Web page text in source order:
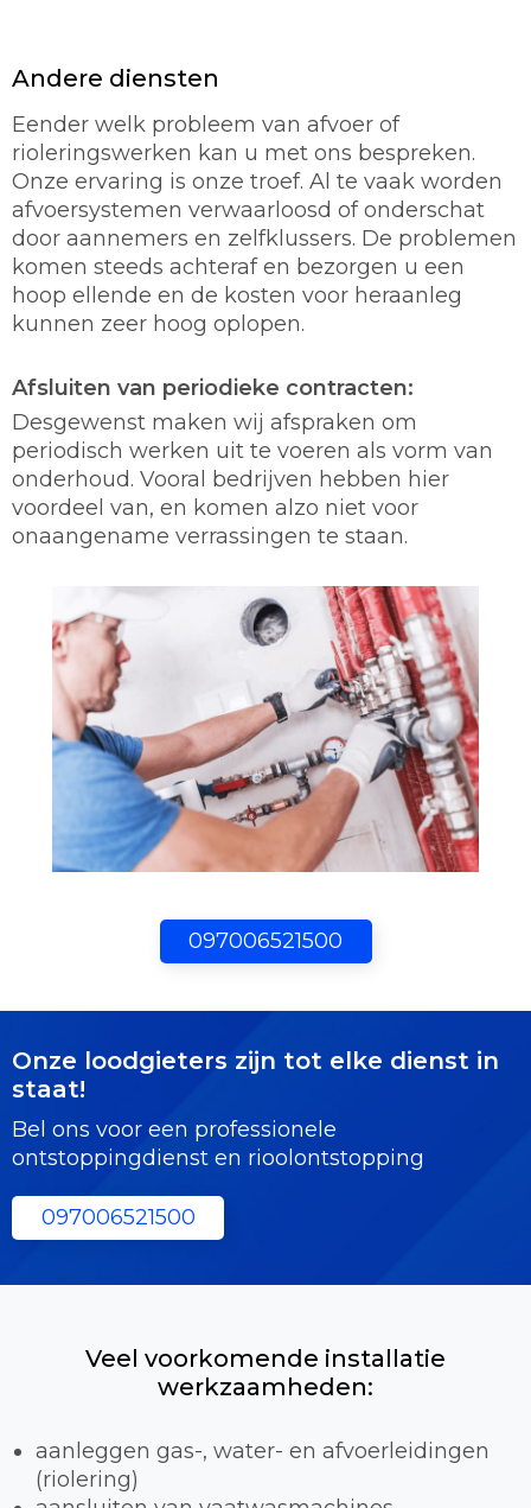
097006521500
Andere diensten
Eender welk probleem van afvoer of
rioleringswerken kan u met ons bespreken.
Onze ervaring is onze troef. Al te vaak worden
afvoersystemen verwaarloosd of onderschat
door aannemers en zelfklussers. De problemen
komen steeds achteraf en bezorgen u een
hoop ellende en de kosten voor heraanleg
kunnen zeer hoog oplopen.
Afsluiten van periodieke contracten:
Desgewenst maken wij afspraken om
periodisch werken uit te voeren als vorm van
onderhoud. Vooral bedrijven hebben hier
voordeel van, en komen alzo niet voor
onaangename verrassingen te staan.
Onze loodgieters zijn tot elke dienst in
staat!
Bel ons voor een professionele
ontstoppingdienst en rioolontstopping
097006521500
Veel voorkomende installatie
werkzaamheden:
aanleggen gas-, water- en afvoerleidingen
(riolering)